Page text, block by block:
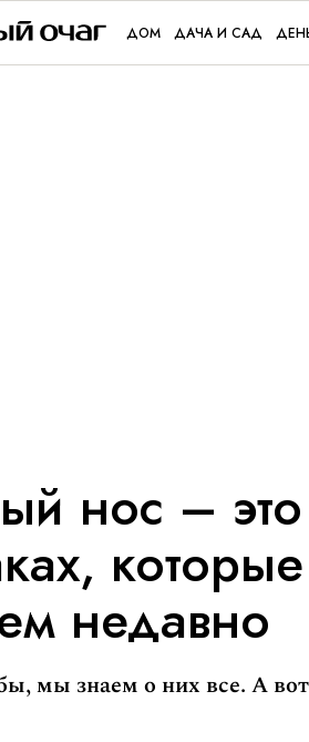
ДОМ ДАЧА И САД
нос –
недавно
мы знаем о них все. А